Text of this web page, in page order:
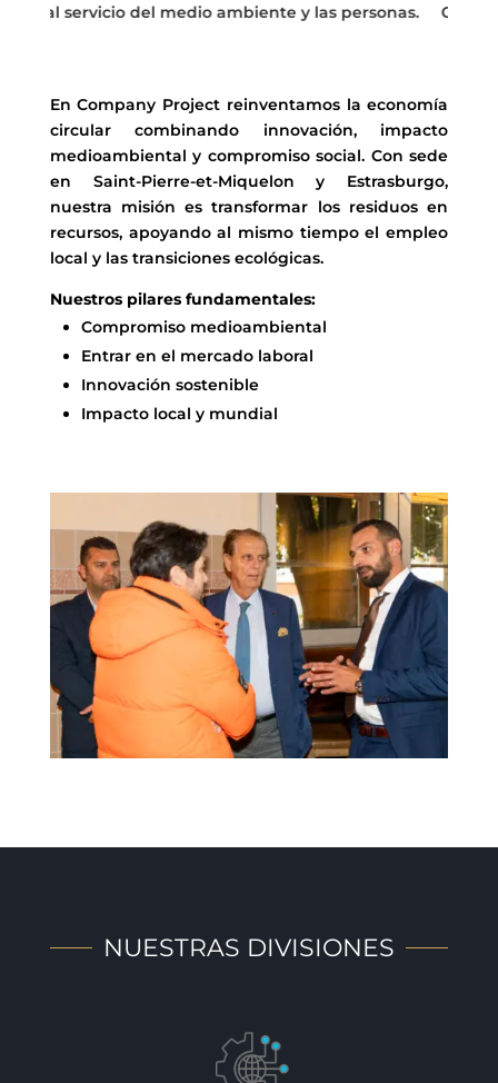
al servicio del medio ambiente y las personas. Convertir
En Company Project reinventamos la economía
circular combinando innovación, impacto
medioambiental y compromiso social. Con sede
en Saint-Pierre-et-Miquelon y Estrasburgo,
nuestra misión es transformar los residuos en
recursos, apoyando al mismo tiempo el empleo
local y las transiciones ecológicas.
Nuestros pilares fundamentales:
Compromiso medioambiental
Entrar en el mercado laboral
Innovación sostenible
Impacto local y mundial
NUESTRAS DIVISIONES